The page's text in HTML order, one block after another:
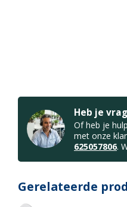
Heb je
Of heb je
met onze
625057806.
Gerelateerde